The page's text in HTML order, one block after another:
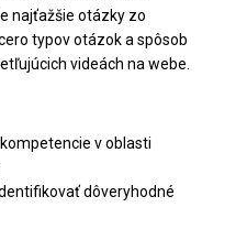
najťažšie otázky zo
typov otázok a spôsob
videách na webe.
v oblasti
dôveryhodné